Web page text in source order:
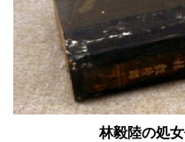
林毅陸の処